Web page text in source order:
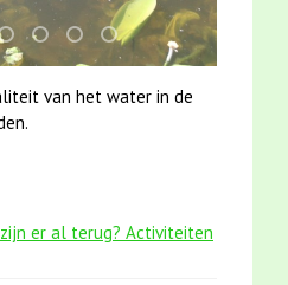
fifi en karper nieuwsbrief-
28 brasem en rietvoorns 4a
mei2021 watervogelmethode fuut
jun2021 zaklv 5 snoekje MOOI
karper met kattenklimtouw
mei2021 1 snoekje
van het water in de
er al terug? Activiteiten